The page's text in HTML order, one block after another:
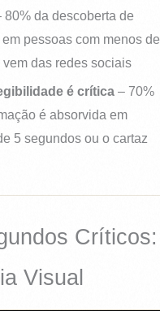
80% da descoberta de
pessoas com menos de
vem das redes sociais
é crítica – 70%
é absorvida em
5 segundos ou o cartaz
Críticos:
Visual